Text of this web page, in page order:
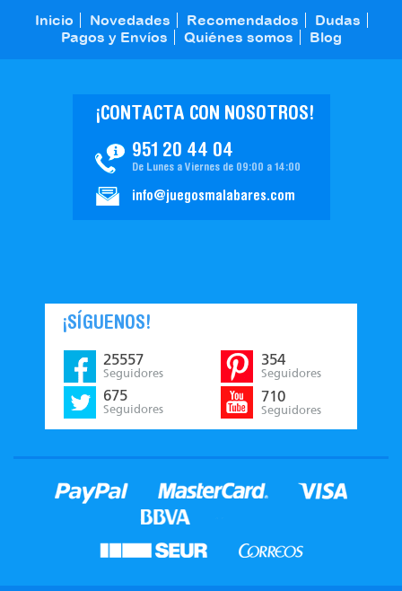
Inicio Novedades Recomendados
Dudas
Pagos y Envíos
Quiénes somos Blog
951 20 44 04
¡CONTACTA CON NOSOTROS!
De Lunes a Viernes de 09:00 a 14:00
info@juegosmalabares.com
¡SÍGUENOS!
25557
Seguidores
675
Seguidores
354
Seguidores
710
Seguidores